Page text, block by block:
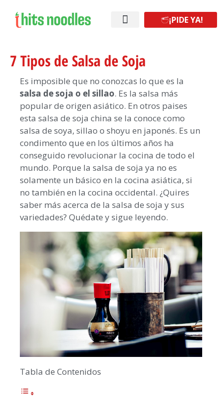
¡PIDE YA!
7 Tipos de Salsa de Soja
Es imposible que no conozcas lo que es la
salsa de soja o el sillao. Es la salsa más
popular de origen asiático. En otros paises
esta salsa de soja china se la conoce como
salsa de soya, sillao o shoyu en japonés. Es un
condimento que en los últimos años ha
conseguido revolucionar la cocina de todo el
mundo. Porque la salsa de soja ya no es
solamente un básico en la cocina asiática, si
no también en la cocina occidental. ¿Quires
saber más acerca de la salsa de soja y sus
variedades? Quédate y sigue leyendo.
Tabla de Contenidos